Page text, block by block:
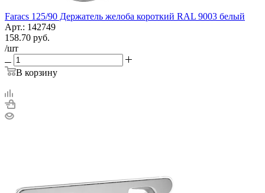
Faracs 125/90 Держатель желоба короткий RAL 9003 белый
Арт.: 142749
158.70 руб.
/шт
В корзину